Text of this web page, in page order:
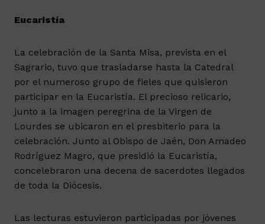
Eucaristía
La celebración de la Santa Misa, prevista en el
Sagrario, tuvo que trasladarse hasta la Catedral
por el numeroso grupo de fieles que quisieron
participar en la Eucaristía. El precioso relicario,
junto a la imagen peregrina de la Virgen de
Lourdes se ubicaron en el presbiterio para la
celebración. Junto al Obispo de Jaén, Don Amadeo
Rodríguez Magro, que presidió la Eucaristía,
concelebraron una decena de sacerdotes llegados
de toda la Diócesis.
Las lecturas estuvieron participadas por jóvenes